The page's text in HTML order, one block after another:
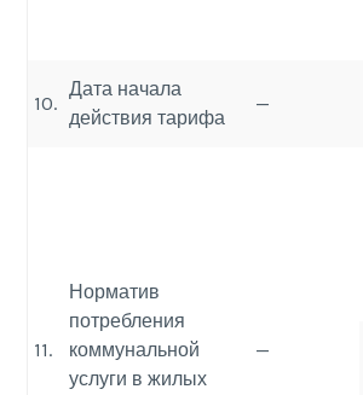
10.
Дата начала
действия тарифа
—
11.
Норматив
потребления
коммунальной
услуги в жилых
—